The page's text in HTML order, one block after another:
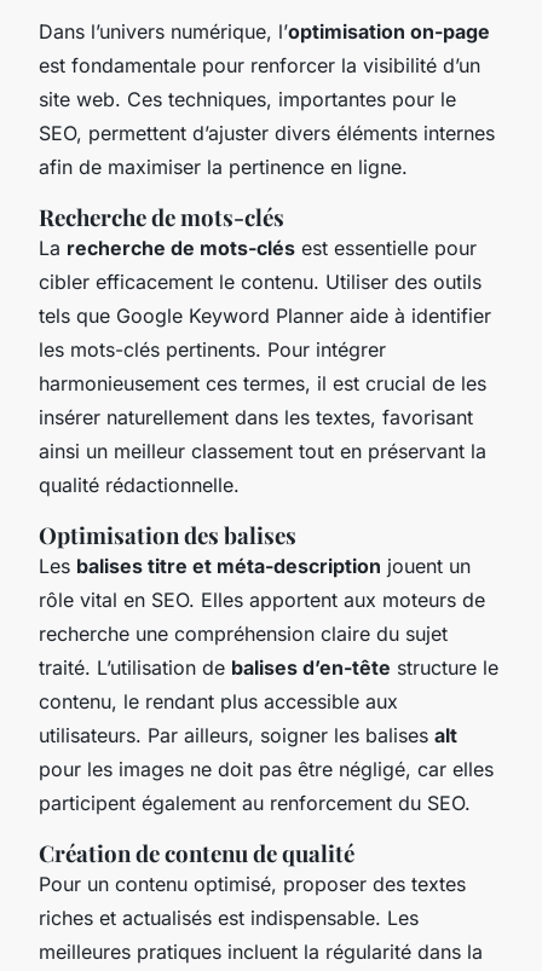
Dans l’univers numérique, l’optimisation on-page
est fondamentale pour renforcer la visibilité d’un
site web. Ces techniques, importantes pour le
SEO, permettent d’ajuster divers éléments internes
afin de maximiser la pertinence en ligne.
Recherche de mots-clés
La recherche de mots-clés est essentielle pour
cibler efficacement le contenu. Utiliser des outils
tels que Google Keyword Planner aide à identifier
les mots-clés pertinents. Pour intégrer
harmonieusement ces termes, il est crucial de les
insérer naturellement dans les textes, favorisant
ainsi un meilleur classement tout en préservant la
qualité rédactionnelle.
Optimisation des balises
Les balises titre et méta-description jouent un
rôle vital en SEO. Elles apportent aux moteurs de
recherche une compréhension claire du sujet
traité. L’utilisation de balises d’en-tête structure le
contenu, le rendant plus accessible aux
utilisateurs. Par ailleurs, soigner les balises alt
pour les images ne doit pas être négligé, car elles
participent également au renforcement du SEO.
Création de contenu de qualité
Pour un contenu optimisé, proposer des textes
riches et actualisés est indispensable. Les
meilleures pratiques incluent la régularité dans la